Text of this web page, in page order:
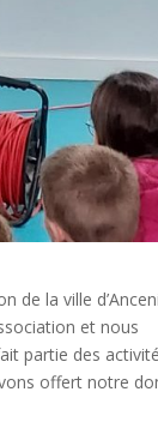
de la ville
et nous
partie des
offert notre